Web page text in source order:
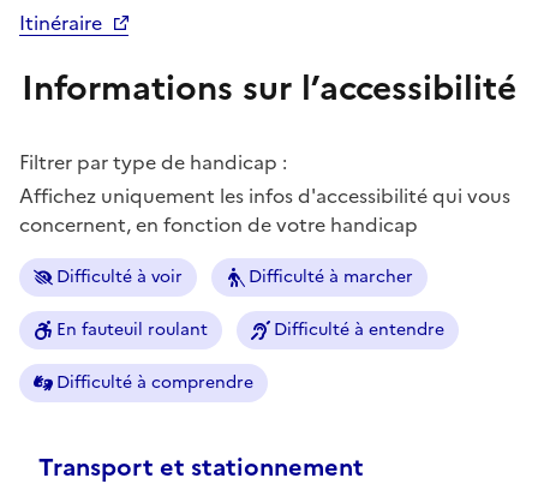
Itinéraire
Informations sur l’accessibilité
Filtrer par type de handicap :
Affichez uniquement les infos d'accessibilité qui vous
concernent, en fonction de votre handicap
Difficulté à voir Difficulté à marcher
En fauteuil roulant Difficulté à entendre
Difficulté à comprendre
Transport et stationnement